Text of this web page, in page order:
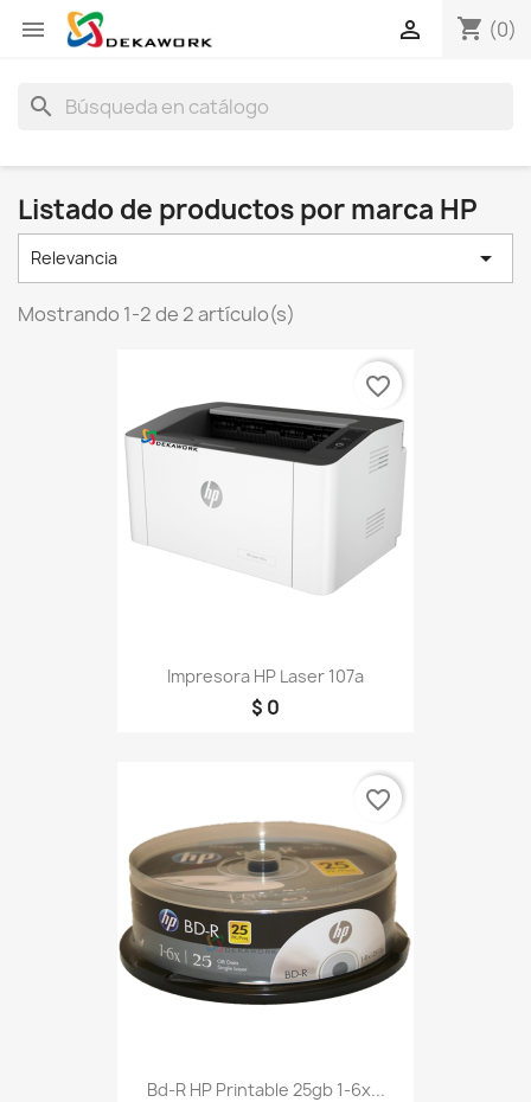
 shopping_cart (0)

search
Listado de productos por marca HP
Relevancia 
Mostrando 1-2 de 2 artículo(s)
Impresora HP Laser 107a
$ 0
favorite_border
Bd-R HP Printable 25gb 1-6x...
favorite_border